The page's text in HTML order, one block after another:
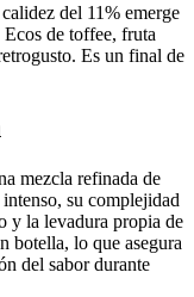
del 11% emerge
de toffee, fruta
Es un final de
mezcla refinada de
su complejidad
y la levadura propia de
botella, lo que asegura
del sabor durante